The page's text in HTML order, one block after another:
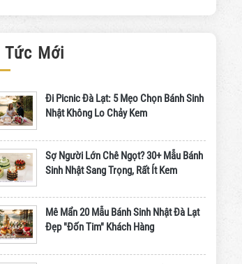
Mới
Đi Picnic Đà Lạt: 5 Mẹo Chọn Bánh Sinh
Nhật Không Lo Chảy Kem
Sợ Người Lớn Chê Ngọt? 30+ Mẫu Bánh
Sinh Nhật Sang Trọng, Rất Ít Kem
Mê Mẩn 20 Mẫu Bánh Sinh Nhật Đà Lạt
Đẹp "Đốn Tim" Khách Hàng